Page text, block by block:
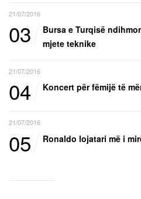
21/07/2016
03
Bursa e Turqisë
mjete teknike
21/07/2016
04 Koncert për fëmijë të
21/07/2016
05 Ronaldo lojatari më i